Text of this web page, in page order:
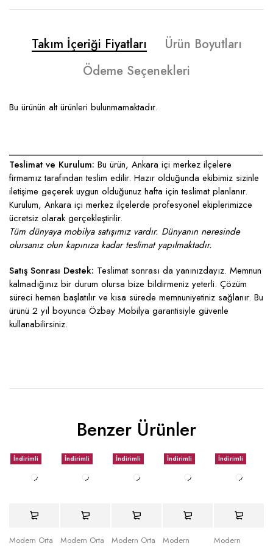
Takım İçeriği Fiyatları
Ürün Boyutları
Ödeme Seçenekleri
Bu ürünün alt ürünleri bulunmamaktadır.
____________________________________________________
Teslimat ve Kurulum: Bu ürün, Ankara içi merkez ilçelere
firmamız tarafından teslim edilir. Hazır olduğunda ekibimiz sizinle
iletişime geçerek uygun olduğunuz hafta için teslimat planlanır.
Kurulum, Ankara içi merkez ilçelerde profesyonel ekiplerimizce
ücretsiz olarak gerçekleştirilir.
Tüm dünyaya mobilya satışımız vardır. Dünyanın neresinde
olursanız olun kapınıza kadar teslimat yapılmaktadır.
Satış Sonrası Destek: Teslimat sonrası da yanınızdayız. Memnun
kalmadığınız bir durum olursa bize bildirmeniz yeterli. Çözüm
süreci hemen başlatılır ve kısa sürede memnuniyetiniz sağlanır. Bu
ürünü 2 yıl boyunca Özbay Mobilya garantisiyle güvenle
kullanabilirsiniz.
Benzer Ürünler
İndirimli
Modern Orta
İndirimli
Modern Orta
İndirimli
Modern Orta
İndirimli
Modern
İndirimli
Modern